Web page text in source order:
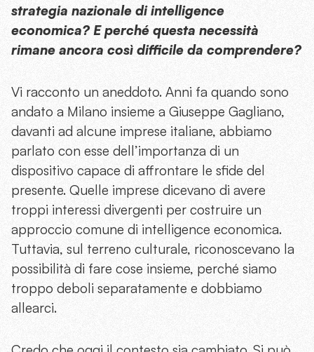
strategia nazionale di intelligence
economica? E perché questa necessità
rimane ancora così difficile da comprendere?
Vi racconto un aneddoto. Anni fa quando sono
andato a Milano insieme a Giuseppe Gagliano,
davanti ad alcune imprese italiane, abbiamo
parlato con esse dell’importanza di un
dispositivo capace di affrontare le sfide del
presente. Quelle imprese dicevano di avere
troppi interessi divergenti per costruire un
approccio comune di intelligence economica.
Tuttavia, sul terreno culturale, riconoscevano la
possibilità di fare cose insieme, perché siamo
troppo deboli separatamente e dobbiamo
allearci.